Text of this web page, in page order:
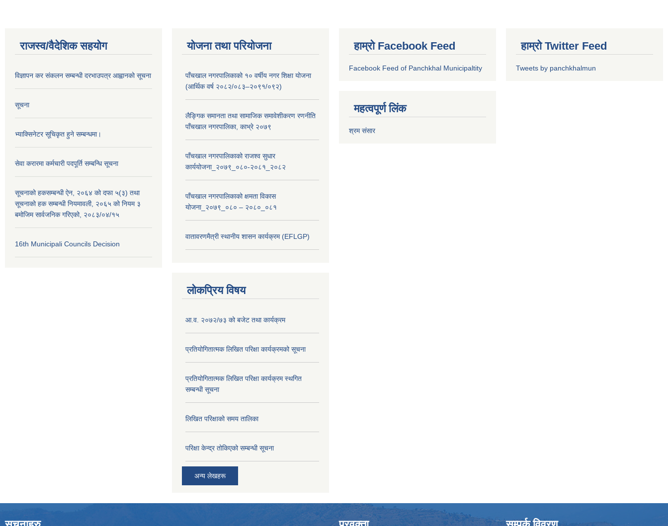
राजस्व/वैदेशिक सहयोग
विज्ञापन कर संकलन सम्बन्धी दरभाउपत्र आह्वानको सूचना
सूचना
भ्याक्सिनेटर सूचिकृत हुने सम्बन्धमा।
सेवा करारमा कर्मचारी पदपूर्ति सम्बन्धि सूचना
सूचनाको हकसम्बन्धी ऐन, २०६४ को दफा ५(३) तथा
सूचनाको हक सम्बन्धी नियमावली, २०६५ को नियम ३
बमोजिम सार्वजनिक गरिएको, २०८३/०४/१५
16th Municipali Councils Decision
योजना तथा परियोजना
पाँचखाल नगरपालिकाको १० वर्षीय नगर शिक्षा योजना
(आर्थिक वर्ष २०८२/०८३–२०९१/०९२)
लैङ्गिक समानता तथा सामाजिक समावेशीकरण रणनीति
पाँचखाल नगरपालिका, काभ्रे २०७९
पाँचखाल नगरपालिकाको राजश्व सुधार
कार्ययोजना_२०७९_०८०-२०८१_२०८२
पाँचखाल नगरपालिकाको क्षमता विकास
योजना_२०७९_०८० – २०८०_०८१
वातावरणमैत्री स्थानीय शासन कार्यक्रम (EFLGP)
लोकप्रिय विषय
आ.व. २०७२/७३ को बजेट तथा कार्यक्रम
प्रतियोगितात्मक लिखित परिक्षा कार्यक्रमको सूचना
प्रतियोगितात्मक लिखित परिक्षा कार्यक्रम स्थगित
सम्बन्धी सूचना
लिखित परिक्षाको समय तालिका
परिक्षा केन्द्र तोकिएको सम्बन्धी सूचना
अन्य लेखहरू
हाम्रो Facebook Feed
Facebook Feed of Panchkhal Municipaltity
महत्वपूर्ण लिंक
श्रम संसार
हाम्रो Twitter Feed
Tweets by panchkhalmun